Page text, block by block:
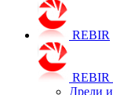
REBIR
REBIR
Дрели